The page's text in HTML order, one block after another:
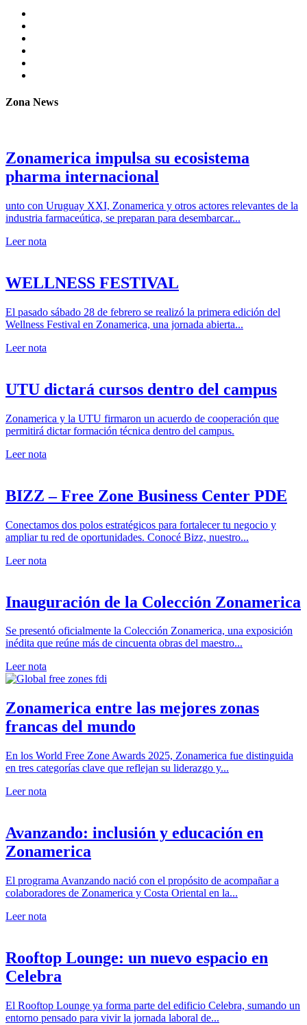
Zona News
Zonamerica impulsa su ecosistema
pharma internacional
unto con Uruguay XXI, Zonamerica y otros actores relevantes de la
industria farmaceútica, se preparan para desembarcar...
Leer nota
WELLNESS FESTIVAL
El pasado sábado 28 de febrero se realizó la primera edición del
Wellness Festival en Zonamerica, una jornada abierta...
Leer nota
UTU dictará cursos dentro del campus
Zonamerica y la UTU firmaron un acuerdo de cooperación que
permitirá dictar formación técnica dentro del campus.
Leer nota
BIZZ – Free Zone Business Center PDE
Conectamos dos polos estratégicos para fortalecer tu negocio y
ampliar tu red de oportunidades. Conocé Bizz, nuestro...
Leer nota
Inauguración de la Colección Zonamerica
Se presentó oficialmente la Colección Zonamerica, una exposición
inédita que reúne más de cincuenta obras del maestro...
Leer nota
Zonamerica entre las mejores zonas
francas del mundo
En los World Free Zone Awards 2025, Zonamerica fue distinguida
en tres categorías clave que reflejan su liderazgo y...
Leer nota
Avanzando: inclusión y educación en
Zonamerica
El programa Avanzando nació con el propósito de acompañar a
colaboradores de Zonamerica y Costa Oriental en la...
Leer nota
Rooftop Lounge: un nuevo espacio en
Celebra
El Rooftop Lounge ya forma parte del edificio Celebra, sumando un
entorno pensado para vivir la jornada laboral de...